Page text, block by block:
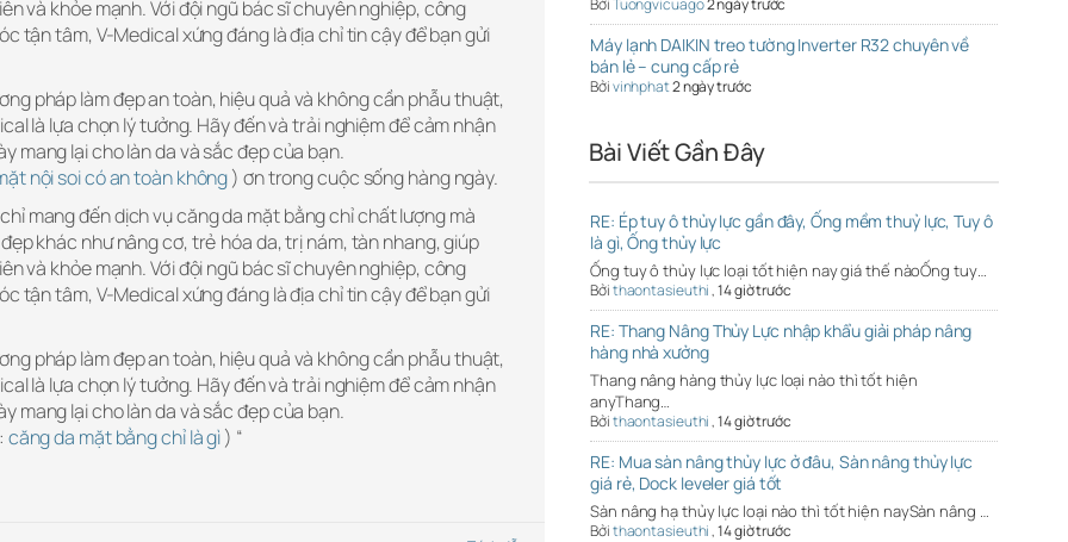
và khỏe mạnh. Với đội ngũ bác sĩ chuyên nghiệp, công
tận tâm, V-Medical xứng đáng là địa chỉ tin cậy để bạn gửi
pháp làm đẹp an toàn, hiệu quả và không cần phẫu thuật,
là lựa chọn lý tưởng. Hãy đến và trải nghiệm để cảm nhận
mang lại cho làn da và sắc đẹp của bạn.
nội soi có an toàn không) ơn trong cuộc sống hàng ngày.
mang đến dịch vụ căng da mặt bằng chỉ chất lượng mà
khác như nâng cơ, trẻ hóa da, trị nám, tàn nhang, giúp
và khỏe mạnh. Với đội ngũ bác sĩ chuyên nghiệp, công
tận tâm, V-Medical xứng đáng là địa chỉ tin cậy để bạn gửi
pháp làm đẹp an toàn, hiệu quả và không cần phẫu thuật,
là lựa chọn lý tưởng. Hãy đến và trải nghiệm để cảm nhận
mang lại cho làn da và sắc đẹp của bạn.
căng da mặt bằng chỉ là gì) “
BởiTuongvicuago2 ngày trước
Máy lạnh DAIKIN treo tường Inverter R32 chuyên về
bán lẻ – cung cấp rẻ
Bởivinhphat2 ngày trước
Bài Viết Gần Đây
RE: Ép tuy ô thủy lực gần đây, Ống mềm thuỷ lực, Tuy ô
là gì, Ống thủy lực
Ống tuy ô thủy lực loại tốt hiện nay giá thế nàoỐng tuy…
Bởithaontasieuthi,14 giờ trước
RE: Thang Nâng Thủy Lực nhập khẩu giải pháp nâng
hàng nhà xưởng
Thang nâng hàng thủy lực loại nào thì tốt hiện
anyThang…
Bởithaontasieuthi,14 giờ trước
RE: Mua sàn nâng thủy lực ở đâu, Sàn nâng thủy lực
giá rẻ, Dock leveler giá tốt
Sàn nâng hạ thủy lực loại nào thì tốt hiện naySàn nâng …
Bởithaontasieuthi,14 giờ trước